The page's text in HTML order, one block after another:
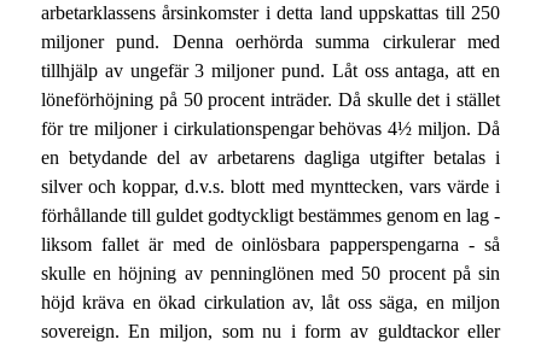
arbetarklassens årsinkomster i detta land uppskattas till 250
miljoner pund. Denna oerhörda summa cirkulerar med
tillhjälp av ungefär 3 miljoner pund. Låt oss antaga, att en
löneförhöjning på 50 procent inträder. Då skulle det i stället
för tre miljoner i cirkulationspengar behövas 4½ miljon. Då
en betydande del av arbetarens dagliga utgifter betalas i
silver och koppar, d.v.s. blott med mynttecken, vars värde i
förhållande till guldet godtyckligt bestämmes genom en lag -
liksom fallet är med de oinlösbara papperspengarna - så
skulle en höjning av penninglönen med 50 procent på sin
höjd kräva en ökad cirkulation av, låt oss säga, en miljon
sovereign. En miljon, som nu i form av guldtackor eller